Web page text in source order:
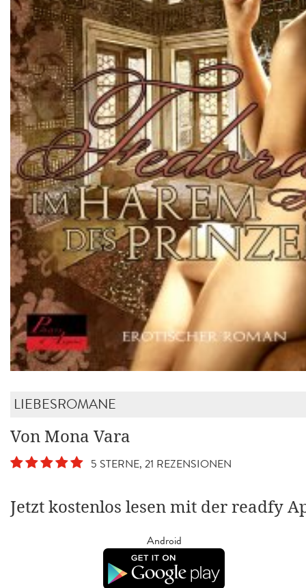
LIEBESROMANE
Von Mona Vara
5 STERNE, 21 REZENSIONEN
Jetzt kostenlos lesen mit der readfy
Android